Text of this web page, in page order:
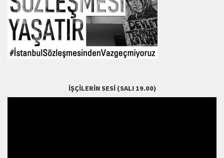
İŞÇILERIN SESI (SALI 19.00)